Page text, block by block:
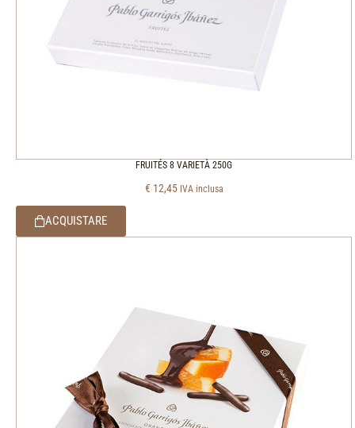
FRUITÉS 8 VARIETÀ 250G
€ 12,45 IVA inclusa
ACQUISTARE